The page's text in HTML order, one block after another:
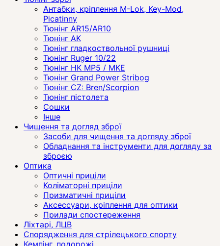
Антабки, кріплення M-Lok, Key-Mod,
Picatinny
Тюнінг AR15/AR10
Тюнінг АК
Тюнінг гладкоствольної рушниці
Тюнінг Ruger 10/22
Тюнінг HK MP5 / MKE
Тюнінг Grand Power Stribog
Тюнінг CZ: Bren/Scorpion
Тюнінг пістолета
Сошки
Інше
Чищення та догляд зброї
Засоби для чищення та догляду зброї
Обладнання та інструменти для догляду за
зброєю
Оптика
Оптичні приціли
Коліматорні приціли
Призматичні приціли
Аксессуари, кріплення для оптики
Прилади спостереження
Ліхтарі, ЛЦВ
Спорядження для стрілецького спорту
Кемпінг, подорожі